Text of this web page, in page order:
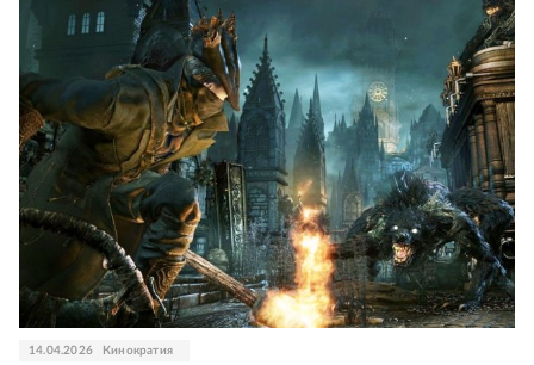
14.04.2026 Кинократия